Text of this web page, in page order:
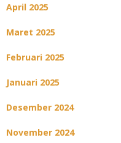
April 2025
Maret 2025
Februari 2025
Januari 2025
Desember 2024
November 2024